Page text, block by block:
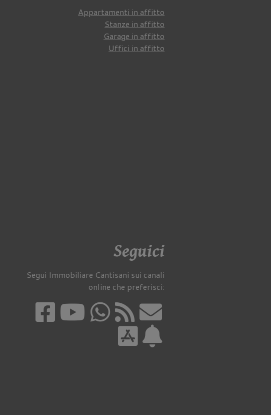
Appartamenti in affitto
Stanze in affitto
Garage in affitto
Uffici in affitto
Seguici
Segui Immobiliare Cantisani sui canali
online che preferisci: